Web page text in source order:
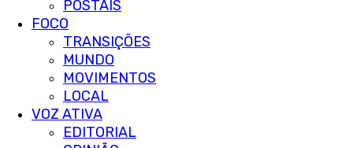
POSTAIS
FOCO
TRANSIÇÕES
MUNDO
MOVIMENTOS
LOCAL
VOZ ATIVA
EDITORIAL